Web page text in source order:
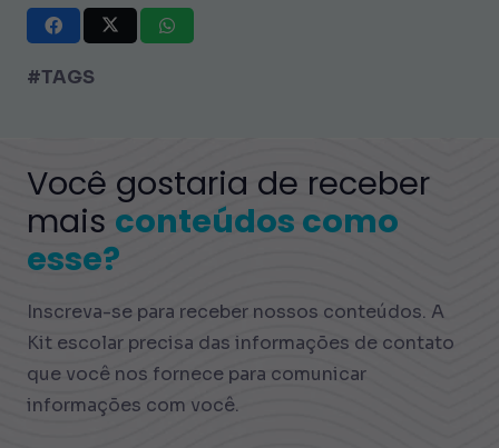
#TAGS
Você gostaria de receber
mais conteúdos como
esse?
Inscreva-se para receber nossos conteúdos. A
Kit escolar precisa das informações de contato
que você nos fornece para comunicar
informações com você.